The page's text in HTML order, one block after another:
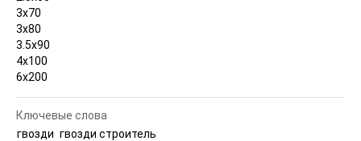
3х70
3х80
3.5х90
4х100
6х200
Ключевые слова
гвозди гвозди строитель